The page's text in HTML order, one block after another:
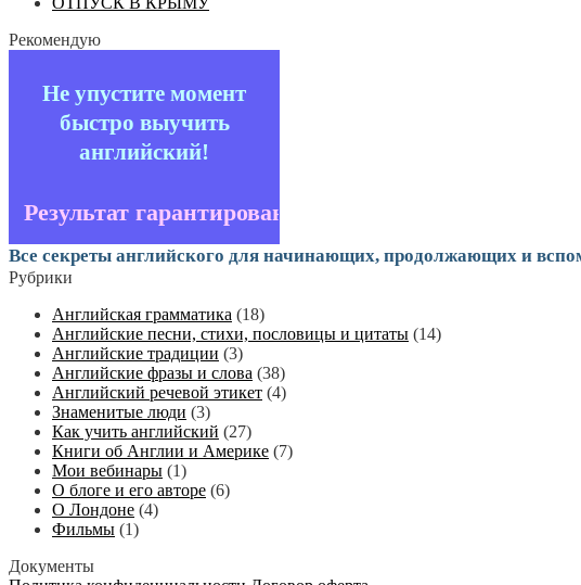
Рекомендую
Не упустите момент
быстро выучить
английский!
Результат гарантирован!
Все секреты английского для начинающих, продолжающих и
Рубрики
Английская грамматика (18)
Английские песни, стихи, пословицы и цитаты (14)
Английские традиции (3)
Английские фразы и слова (38)
Английский речевой этикет (4)
Знаменитые люди (3)
Как учить английский (27)
Книги об Англии и Америке (7)
Мои вебинары (1)
О блоге и его авторе (6)
О Лондоне (4)
Фильмы (1)
Документы